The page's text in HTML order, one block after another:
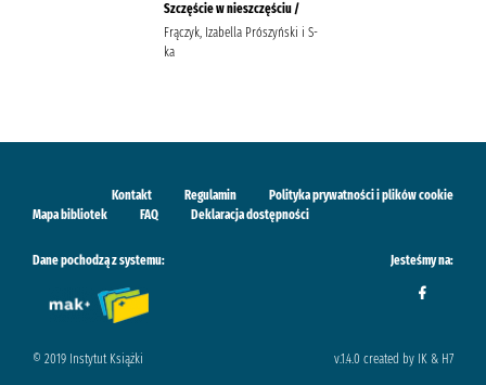
Szczęście w nieszczęściu /
Frączyk, Izabella Prószyński i S-
ka
Kontakt Regulamin
Polityka prywatności i plików cookie
Mapa bibliotek
FAQ Deklaracja dostępności
Dane pochodzą z systemu: Jesteśmy na:
© 2019 Instytut Książki v.1.4.0 created by IK & H7